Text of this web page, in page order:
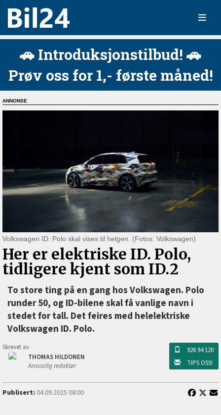
🚗 Introduksjonstilbud! 🚗
Prøv oss for 1,- første måned!
Volkswagen ID. Polo skal vises til helgen. (Fotos: Volkswagen)
Her er elektriske ID. Polo,
tidligere kjent som ID.2
To store ting på en gang hos Volkswagen. Polo
runder 50, og ID-bilene skal få vanlige navn i
stedet for tall. Det feires med helelektriske
Volkswagen ID. Polo.
Skrevet av
THOMAS HILDONEN
Ansvarlig redaktør
926 94 120
TIPS OSS!
Publisert:04.09.2025 08:00